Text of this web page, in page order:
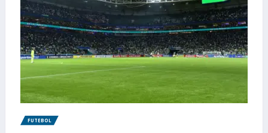
FUTEBOL